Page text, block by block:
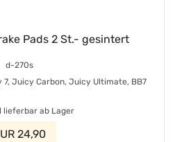
Pads 2 St.- gesintert
d-270s
Juicy Carbon, Juicy Ultimate, BB7
lieferbar ab Lager
24,90